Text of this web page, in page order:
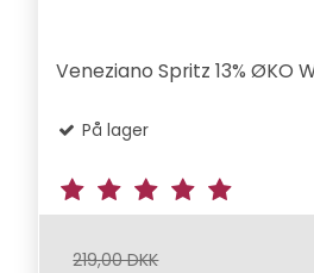
Veneziano Spritz 13% ØKO
På lager
219,00 DKK